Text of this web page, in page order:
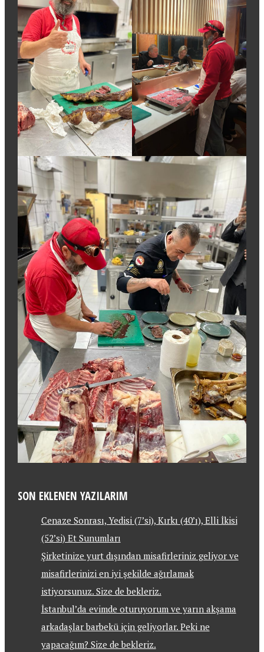
SON EKLENEN YAZILARIM
Cenaze Sonrası, Yedisi (7’si), Kırkı (40’ı), Elli İkisi
(52’si) Et Sunumları
Şirketinize yurt dışından misafirleriniz geliyor ve
misafirlerinizi en iyi şekilde ağırlamak
istiyorsunuz. Size de bekleriz.
İstanbul’da evimde oturuyorum ve yarın akşama
arkadaşlar barbekü için geliyorlar. Peki ne
yapacağım? Size de bekleriz.